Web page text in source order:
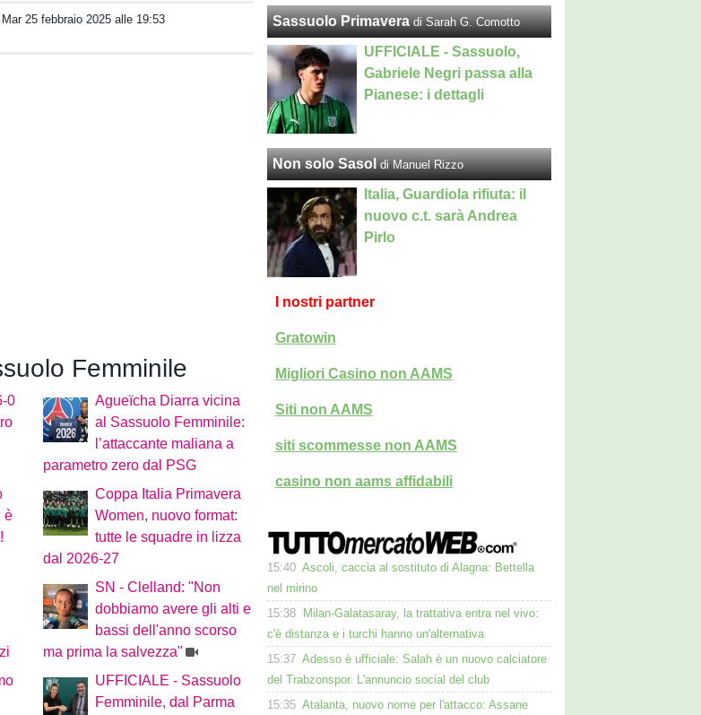
Mar 25 febbraio 2025 alle 19:53
Femminile
0
Agueïcha Diarra vicina
al Sassuolo Femminile:
l’attaccante maliana a
parametro zero dal PSG
è
Coppa Italia Primavera
Women, nuovo format:
tutte le squadre in lizza
dal 2026-27
SN - Clelland: "Non
dobbiamo avere gli alti e
bassi dell'anno scorso
ma prima la salvezza"
UFFICIALE - Sassuolo
Femminile, dal Parma
Sassuolo Primavera di Sarah G. Comotto
UFFICIALE - Sassuolo,
Gabriele Negri passa alla
Pianese: i dettagli
Non solo Sasol di Manuel Rizzo
Italia, Guardiola rifiuta: il
nuovo c.t. sarà Andrea
Pirlo
I nostri partner
Gratowin
Migliori Casino non AAMS
Siti non AAMS
siti scommesse non AAMS
casino non aams affidabili
15:40 Ascoli, caccia al sostituto di Alagna: Bettella
nel mirino
15:38
Milan-Galatasaray, la trattativa entra nel vivo:
c'è distanza e i turchi hanno un'alternativa
15:37 Adesso è ufficiale: Salah è un nuovo calciatore
del Trabzonspor. L'annuncio social del club
15:35 Atalanta, nuovo nome per l'attacco: Assane